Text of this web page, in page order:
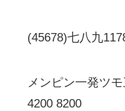
(45678)七八九
メンピン一発ツ
4200 8200